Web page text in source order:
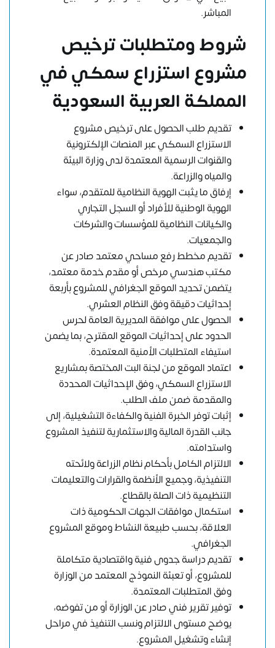
المباشر.
شروط ومتطلبات ترخيص
مشروع استزراع سمكي في
المملكة العربية السعودية
تقديم طلب الحصول على ترخيص مشروع
الاستزراع السمكي عبر المنصات الإلكترونية
والقنوات الرسمية المعتمدة لدى وزارة البيئة
والمياه والزراعة.
إرفاق ما يثبت الهوية النظامية للمتقدم، سواء
الهوية الوطنية للأفراد أو السجل التجاري
والكيانات النظامية للمؤسسات والشركات
والجمعيات.
تقديم مخطط رفع مساحي معتمد صادر عن
مكتب هندسي مرخص أو مقدم خدمة معتمد،
يتضمن تحديد الموقع الجغرافي للمشروع بأربعة
إحداثيات دقيقة وفق النظام العشري.
الحصول على موافقة المديرية العامة لحرس
الحدود على إحداثيات الموقع المقترح، بما يضمن
استيفاء المتطلبات الأمنية المعتمدة.
اعتماد الموقع من لجنة البت المختصة بمشاريع
الاستزراع السمكي، وفق الإحداثيات المحددة
والمقدمة ضمن ملف الطلب.
إثبات توفر الخبرة الفنية والكفاءة التشغيلية، إلى
جانب القدرة المالية والاستثمارية لتنفيذ المشروع
واستدامته.
الالتزام الكامل بأحكام نظام الزراعة ولائحته
التنفيذية، وجميع الأنظمة والقرارات والتعليمات
التنظيمية ذات الصلة بالقطاع.
استكمال موافقات الجهات الحكومية ذات
العلاقة، بحسب طبيعة النشاط وموقع المشروع
الجغرافي.
تقديم دراسة جدوى فنية واقتصادية متكاملة
للمشروع، أو تعبئة النموذج المعتمد من الوزارة
وفق المتطلبات المعتمدة.
توفير تقرير فني صادر عن الوزارة أو من تفوضه،
يوضح مستوى الالتزام ونسب التنفيذ في مراحل
إنشاء وتشغيل المشروع.